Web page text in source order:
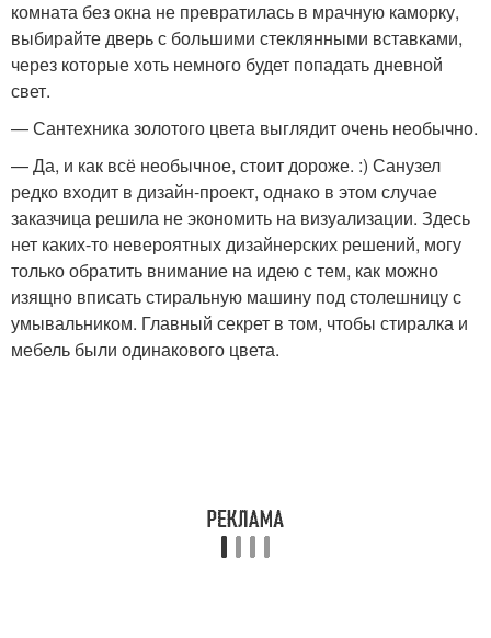
комната без окна не превратилась в мрачную каморку,
выбирайте дверь с большими стеклянными вставками,
через которые хоть немного будет попадать дневной
свет.
— Сантехника золотого цвета выглядит очень необычно.
— Да, и как всё необычное, стоит дороже. :) Санузел
редко входит в дизайн-проект, однако в этом случае
заказчица решила не экономить на визуализации. Здесь
нет каких-то невероятных дизайнерских решений, могу
только обратить внимание на идею с тем, как можно
изящно вписать стиральную машину под столешницу с
умывальником. Главный секрет в том, чтобы стиралка и
мебель были одинакового цвета.